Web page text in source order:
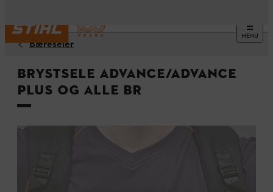
MENU
Bæreseler
Brystsele ADVANCE/ADVANCE
PLUS og alle BR